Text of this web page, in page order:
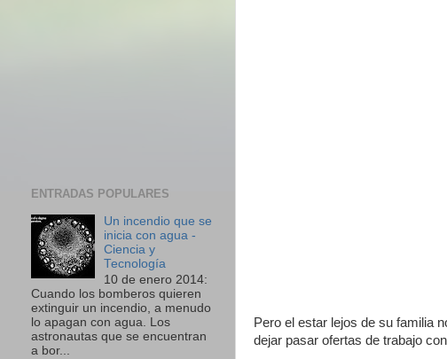
Pero el estar lejos de su familia
dejar pasar ofertas de trabajo
ENTRADAS POPULARES
Un incendio que se
inicia con agua -
Ciencia y
Tecnología
10 de enero 2014:
Cuando los bomberos quieren
extinguir un incendio, a menudo
lo apagan con agua. Los
astronautas que se encuentran
a bor...